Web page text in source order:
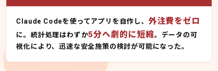
Claude Codeを使ってアプリを自作し、 外注費をゼロ
に。統計処理はわずか5分へ劇的に短縮。データの可
視化により、迅速な安全施策の検討が可能になった。